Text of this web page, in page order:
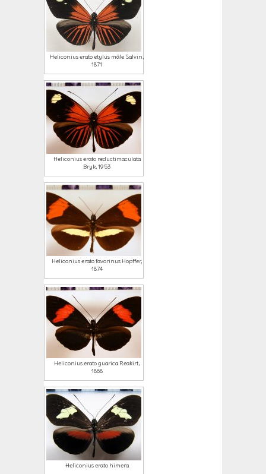
Heliconius erato etylus mâle Salvin,
1871
Heliconius erato reductimaculata
Bryk, 1953
Heliconius erato favorinus Hopffer,
1874
Heliconius erato guarica Reakirt,
1868
Heliconius erato himera